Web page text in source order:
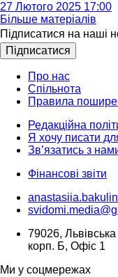
27 Лютого 2025 17:00
Більше матеріалів
Підписатися на наші
Підписатися
Про нас
Спільнота
Правила
Редакційна
Я хочу писати
Зв’язатись з
Фінансові звіти
79026,
корп. Б, Офіс 1
Ми у соцмережах